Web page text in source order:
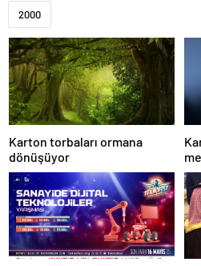
2000
Karton torbaları ormana
dönüşüyor